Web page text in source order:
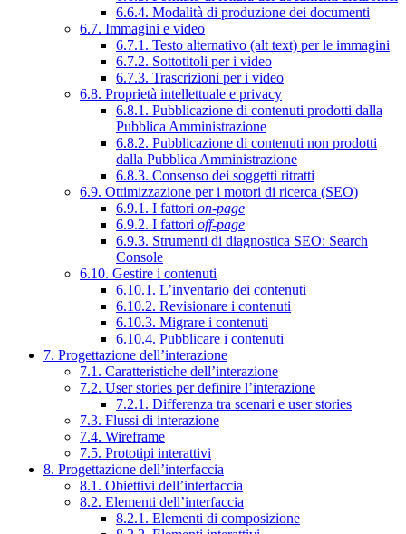
6.6.4. Modalità di produzione dei documenti
6.7. Immagini e video
6.7.1. Testo alternativo (alt text) per le immagini
6.7.2. Sottotitoli per i video
6.7.3. Trascrizioni per i video
6.8. Proprietà intellettuale e privacy
6.8.1. Pubblicazione di contenuti prodotti dalla
Pubblica Amministrazione
6.8.2. Pubblicazione di contenuti non prodotti
dalla Pubblica Amministrazione
6.8.3. Consenso dei soggetti ritratti
6.9. Ottimizzazione per i motori di ricerca (SEO)
6.9.1. I fattori on-page
6.9.2. I fattori off-page
6.9.3. Strumenti di diagnostica SEO: Search
Console
6.10. Gestire i contenuti
6.10.1. L’inventario dei contenuti
6.10.2. Revisionare i contenuti
6.10.3. Migrare i contenuti
6.10.4. Pubblicare i contenuti
7. Progettazione dell’interazione
7.1. Caratteristiche dell’interazione
7.2. User stories per definire l’interazione
7.2.1. Differenza tra scenari e user stories
7.3. Flussi di interazione
7.4. Wireframe
7.5. Prototipi interattivi
8. Progettazione dell’interfaccia
8.1. Obiettivi dell’interfaccia
8.2. Elementi dell’interfaccia
8.2.1. Elementi di composizione